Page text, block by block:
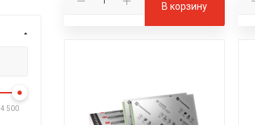
В корзину
4 500